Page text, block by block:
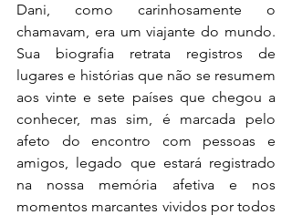
Dani, como carinhosamente o
chamavam, era um viajante do mundo.
Sua biografia retrata registros de
lugares e histórias que não se resumem
aos vinte e sete países que chegou a
conhecer, mas sim, é marcada pelo
afeto do encontro com pessoas e
amigos,
legado que estará registrado
na nossa memória afetiva e nos
momentos marcantes vividos por todos